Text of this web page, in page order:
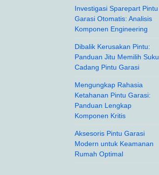
Investigasi Sparepart Pintu
Garasi Otomatis: Analisis
Komponen Engineering
Dibalik Kerusakan Pintu:
Panduan Jitu Memilih Suku
Cadang Pintu Garasi
Mengungkap Rahasia
Ketahanan Pintu Garasi:
Panduan Lengkap
Komponen Kritis
Aksesoris Pintu Garasi
Modern untuk Keamanan
Rumah Optimal